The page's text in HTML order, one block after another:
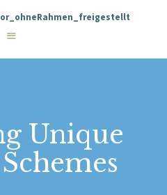
Unique